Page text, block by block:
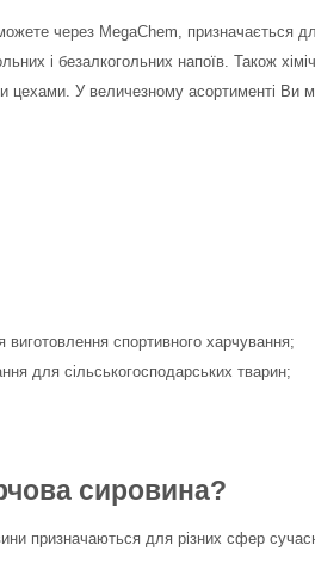
через MegaChem, призначається
і безалкогольних напоїв. Також
У величезному асортименті Ви
виготовлення спортивного харчування;
для сільськогосподарських тварин;
сировина?
призначаються для різних сфер